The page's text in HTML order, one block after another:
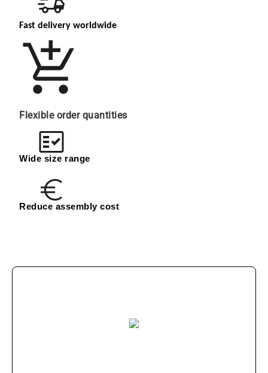
Fast delivery worldwide
Flexible order quantities
Wide size range
Reduce assembly cost